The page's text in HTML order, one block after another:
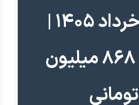
سایپا خرداد ۱۴۰۵ |
قیمت ۸۶۸ میلیون
تومانی